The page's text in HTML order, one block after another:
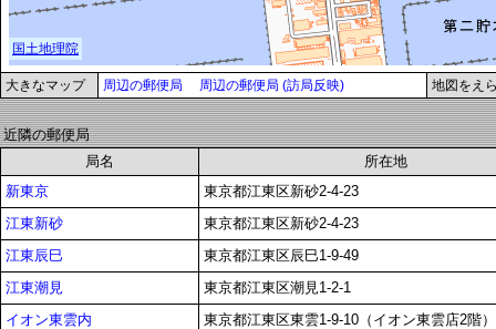
大きなマップ 周辺の郵便局 周辺の郵便局 (訪局反映) 地図をえ
近隣の郵便局
局名
所在地
新東京
東京都江東区新砂2-4-23
江東新砂
東京都江東区新砂2-4-23
江東辰巳
東京都江東区辰巳1-9-49
江東潮見
東京都江東区潮見1-2-1
イオン東雲内
東京都江東区東雲1-9-10（イオン東雲店2階）